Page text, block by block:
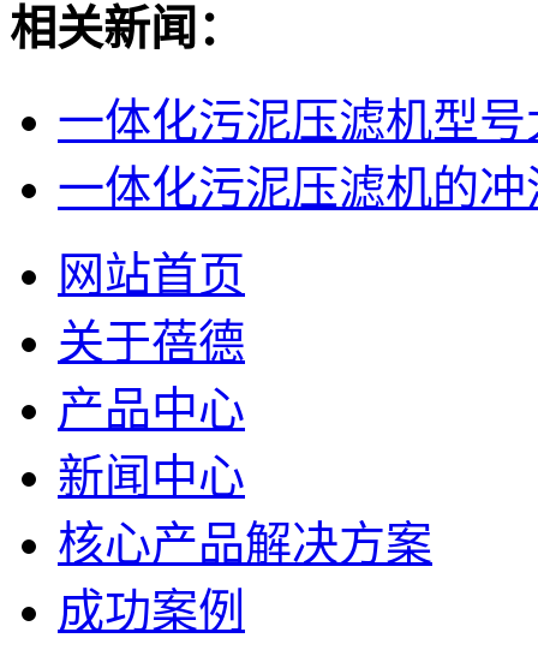
相关新闻：
一体化污泥压滤机型
一体化污泥压滤机的
网站首页
关于蓓德
产品中心
新闻中心
核心产品解决方案
成功案例